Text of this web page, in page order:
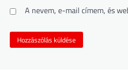
A nevem, e-mail címem, és